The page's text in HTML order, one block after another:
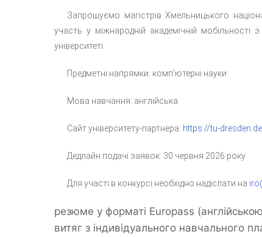
Запрошуємо магістрів Хмельницького
участь у міжнародній академічній
університеті.
Предметні напрямки: комп’ютерні науки
Мова навчання: англійська.
Сайт університету-партнера: https://tu-
Дедлайн подачі заявок: 30 червня 2026 року
Для участі в конкурсі необхідно надіслати на
резюме у форматі Europass
витяг з індивідуального навчального